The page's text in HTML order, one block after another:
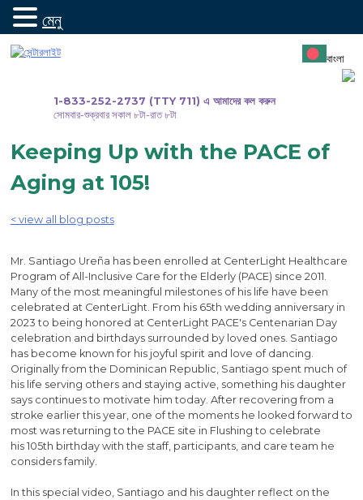
যান
1-833-252-2737 (TTY 711) এ আমাদের কল করুন
সোমবার-শুক্রবার সকাল ৮টা-রাত ৮টা
বাংলা
Keeping Up with the PACE of
Aging at 105!
< view all blog posts
Mr. Santiago Ureña has been enrolled at CenterLight Healthcare
Program of All-Inclusive Care for the Elderly (PACE) since 2011.
Many of the most meaningful milestones of his life have been
celebrated at CenterLight. From his 65th wedding anniversary in
2023 to being honored at CenterLight PACE's Centenarian Day
celebration and birthdays surrounded by loved ones. Santiago
has become known for his joyful spirit and love of dancing.
Originally from the Dominican Republic, Santiago spent much of
his life serving others and staying active, something his daughter
says continues to motivate him today. After recovering from a
stroke earlier this year, one of the moments he looked forward to
most was returning to the PACE site in Flushing to celebrate
his 105th birthday with the staff, participants, and care team he
considers family.
In this special video, Santiago and his daughter reflect on the
মেনু